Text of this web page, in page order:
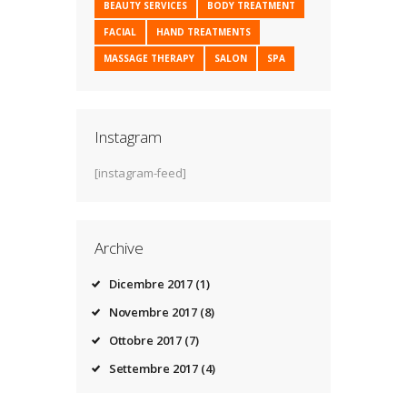
BEAUTY SERVICES BODY TREATMENT
FACIAL HAND TREATMENTS
MASSAGE THERAPY SALON SPA
Instagram
[instagram-feed]
Archive
Dicembre 2017(1)
Novembre 2017(8)
Ottobre 2017 (7)
Settembre 2017(4)